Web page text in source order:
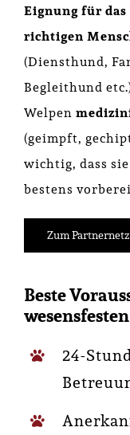
Eignung für
richtigen
(Diensthund,
Begleithund
Welpen
(geimpft,
wichtig, dass
bestens
Zum Partnernetz
Beste
24-